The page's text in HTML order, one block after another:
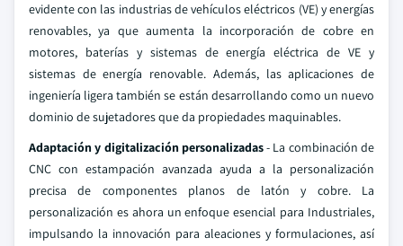
evidente con las industrias de vehículos eléctricos (VE) y energías
renovables, ya que aumenta la incorporación de cobre en
motores, baterías y sistemas de energía eléctrica de VE y
sistemas de energía renovable. Además, las aplicaciones de
ingeniería ligera también se están desarrollando como un nuevo
dominio de sujetadores que da propiedades maquinables.
Adaptación y digitalización personalizadas- La combinación de
CNC con estampación avanzada ayuda a la personalización
precisa de componentes planos de latón y cobre. La
personalización es ahora un enfoque esencial para Industriales,
impulsando la innovación para aleaciones y formulaciones, así